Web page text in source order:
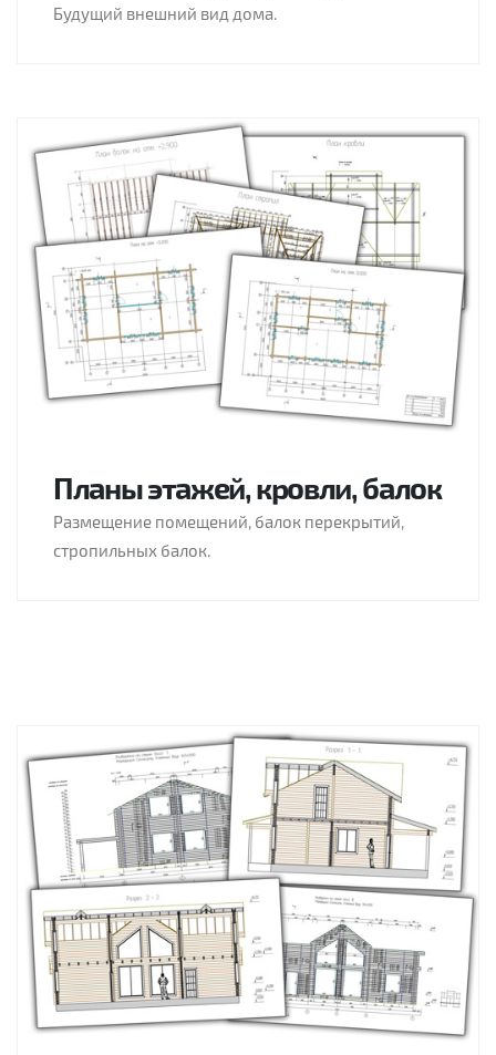
Будущий внешний вид дома.
Планы этажей, кровли, балок
Размещение помещений, балок перекрытий,
стропильных балок.